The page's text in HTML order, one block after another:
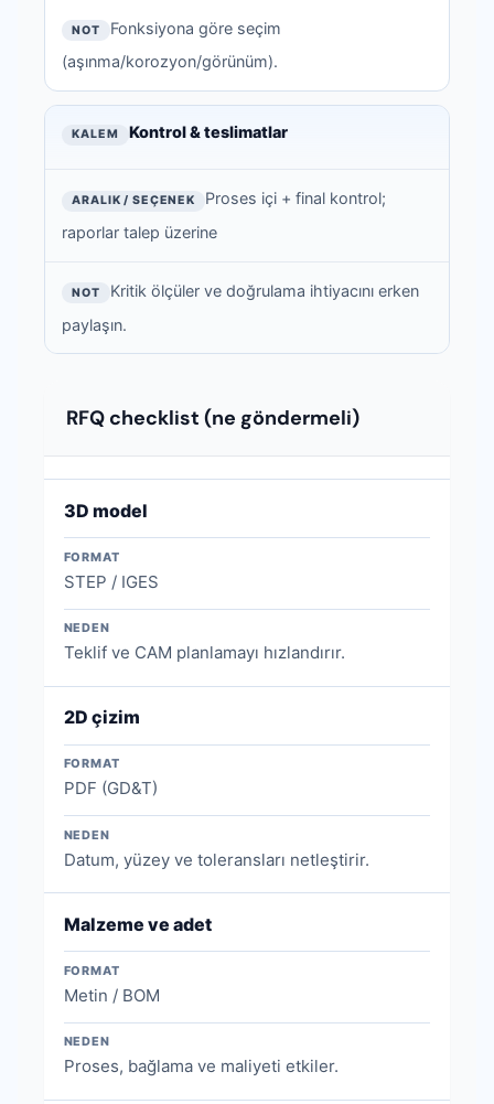
Fonksiyona göre seçim
(aşınma/korozyon/görünüm).
Kontrol & teslimatlar
Proses içi + final kontrol;
raporlar talep üzerine
Kritik ölçüler ve doğrulama ihtiyacını erken
paylaşın.
RFQ checklist (ne göndermeli)
3D model
FORMAT
STEP / IGES
NEDEN
Teklif ve CAM planlamayı hızlandırır.
2D çizim
FORMAT
PDF (GD&T)
NEDEN
Datum, yüzey ve toleransları netleştirir.
Malzeme ve adet
FORMAT
Metin / BOM
NEDEN
Proses, bağlama ve maliyeti etkiler.